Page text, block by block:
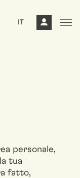
IT
personale,
tua
fatto,